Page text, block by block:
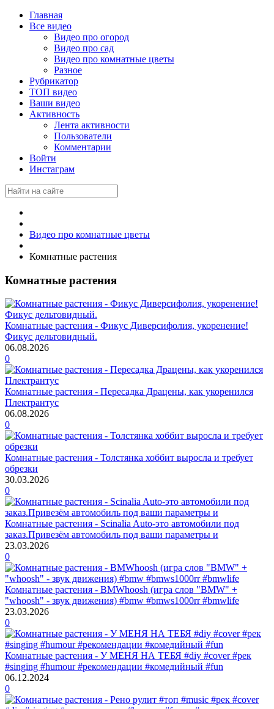
Главная
Все видео
Видео про огород
Видео про сад
Видео про комнатные цветы
Разное
Рубрикатор
ТОП видео
Ваши видео
Активность
Лента активности
Пользователи
Комментарии
Войти
Инстаграм
Видео про комнатные цветы
Комнатные растения
Комнатные растения
Комнатные растения - Фикус Диверсифолия, укоренение!
Фикус дельтовидный.
06.08.2026
0
Комнатные растения - Пересадка Драцены, как укоренился
Плектрантус
06.08.2026
0
Комнатные растения - Толстянка хоббит выросла и требует
обрезки
30.03.2026
0
Комнатные растения - Scinalia Auto-это автомобили под
заказ.Привезём автомобиль под ваши параметры и
23.03.2026
0
Комнатные растения - BMWhoosh (игра слов "BMW" +
"whoosh" - звук движения) #bmw #bmws1000rr #bmwlife
23.03.2026
0
Комнатные растения - У МЕНЯ НА ТЕБЯ #diy #cover #рек
#singing #humour #рекомендации #комедийный #fun
06.12.2024
0